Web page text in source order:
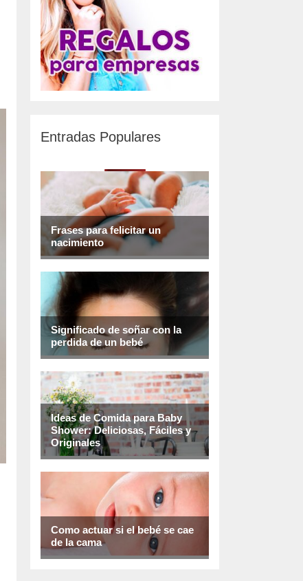
Entradas Populares
Frases para felicitar un
nacimiento
Significado de soñar con la
perdida de un bebé
Ideas de Comida para Baby
Shower: Deliciosas, Fáciles y
Originales
Como actuar si el bebé se cae
de la cama